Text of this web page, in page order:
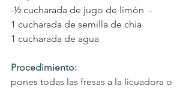
-½ cucharada de jugo de limón  -
1 cucharada de semilla de chia
1 cucharada de agua
Procedimiento:
pones todas las fresas a la licuadora o